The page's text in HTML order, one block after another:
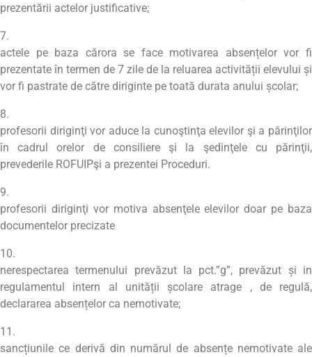
prezentării actelor justificative;
actele pe baza cărora se face motivarea absențelor vor fi
prezentate în termen de 7 zile de la reluarea activității elevului și
vor fi pastrate de către diriginte pe toată durata anului școlar;
profesorii diriginţi vor aduce la cunoştinţa elevilor şi a părinţilor
în cadrul orelor de consiliere şi la şedinţele cu părinţii,
prevederile ROFUIPşi a prezentei Proceduri.
profesorii diriginţi vor motiva absenţele elevilor doar pe baza
documentelor precizate
nerespectarea termenului prevăzut la pct.”g”, prevăzut și in
regulamentul intern al unității școlare atrage , de regulă,
declararea absențelor ca nemotivate;
sancțiunile ce derivă din numărul de absențe nemotivate ale